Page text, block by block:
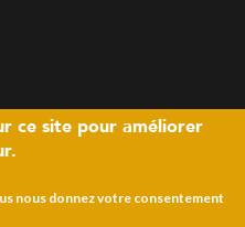
ce site pour améliorer
nous donnez votre consentement